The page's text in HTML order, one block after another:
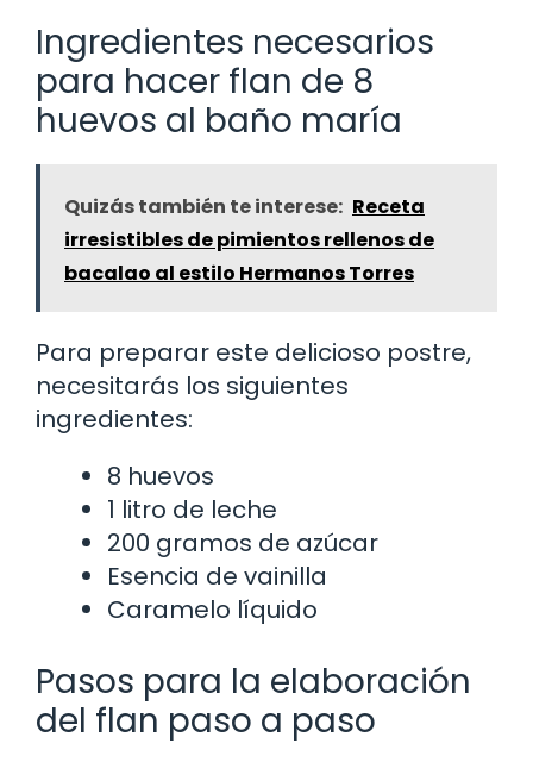
Ingredientes necesarios
para hacer flan de 8
huevos al baño maría
Quizás también te interese: Receta
irresistibles de pimientos rellenos de
bacalao al estilo Hermanos Torres
Para preparar este delicioso postre,
necesitarás los siguientes
ingredientes:
8 huevos
1 litro de leche
200 gramos de azúcar
Esencia de vainilla
Caramelo líquido
Pasos para la elaboración
del flan paso a paso